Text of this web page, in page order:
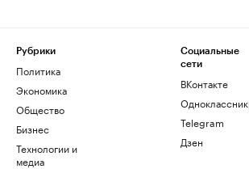
Рубрики
Политика
Экономика
Общество
Бизнес
Технологии и
медиа
Социальные
сети
ВКонтакте
Telegram
Дзен